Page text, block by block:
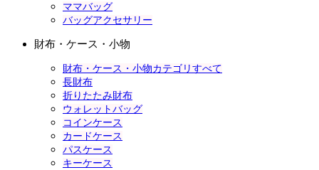
ママバッグ
バッグアクセサリー
財布・ケース・小物
財布・ケース・小物カテゴリすべて
長財布
折りたたみ財布
ウォレットバッグ
コインケース
カードケース
パスケース
キーケース